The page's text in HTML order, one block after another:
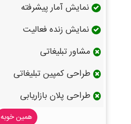
نمایش آمار پیشرفته
نمایش زنده فعالیت
مشاور تبلیغاتی
طراحی کمپین تبلیغاتی
طراحی پلان بازاریابی
همین خوبه